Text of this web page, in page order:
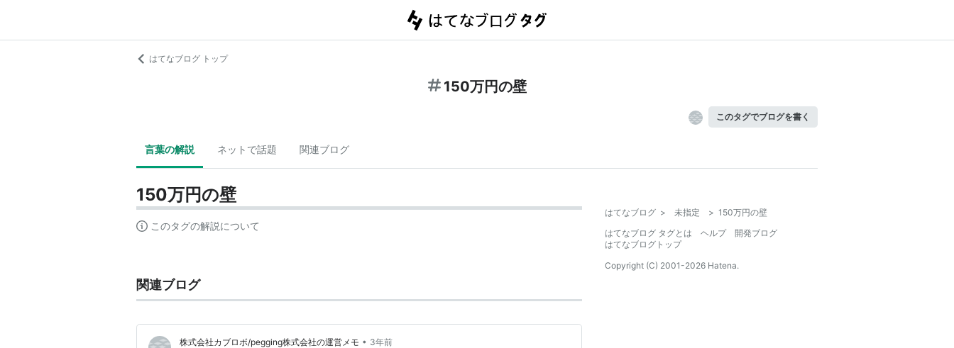
はてなブログ トップ
150万円の壁
このタグでブログを書く
言葉の解説 ネットで話題 関連ブログ
150万円の壁
このタグの解説について
関連ブログ
株式会社カブロボ/pegging株式会社の運営メモ • 3年前
はてなブログ > 未指定 > 150万円の壁
はてなブログ タグとは
ヘルプ
開発ブログ
はてなブログトップ
Copyright (C) 2001-2026 Hatena.